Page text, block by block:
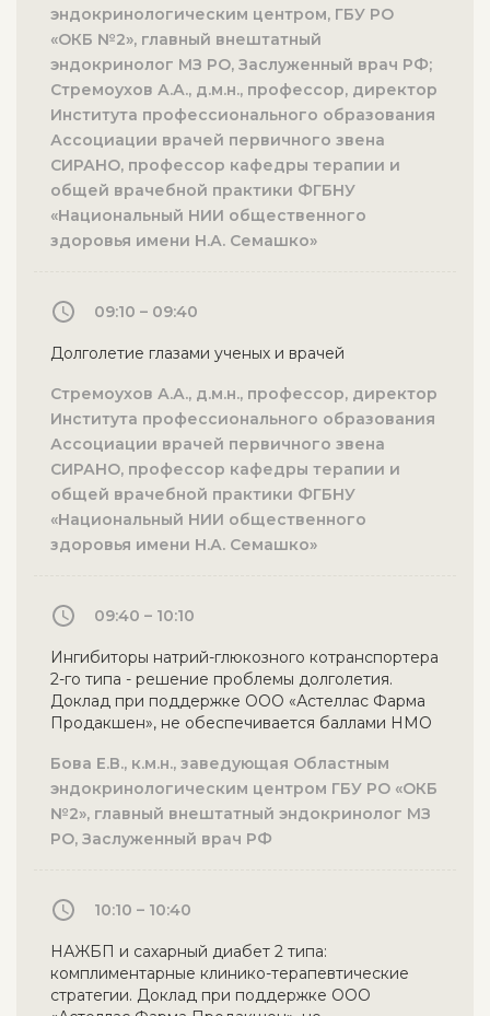
эндокринологическим центром, ГБУ РО
«ОКБ №2», главный внештатный
эндокринолог МЗ РО, Заслуженный врач РФ;
Стремоухов А.А., д.м.н., профессор, директор
Института профессионального образования
Ассоциации врачей первичного звена
СИРАНО, профессор кафедры терапии и
общей врачебной практики ФГБНУ
«Национальный НИИ общественного
здоровья имени Н.А. Семашко»
09:10 – 09:40
Долголетие глазами ученых и врачей
Стремоухов А.А., д.м.н., профессор, директор
Института профессионального образования
Ассоциации врачей первичного звена
СИРАНО, профессор кафедры терапии и
общей врачебной практики ФГБНУ
«Национальный НИИ общественного
здоровья имени Н.А. Семашко»
09:40 – 10:10
Ингибиторы натрий-глюкозного котранспортера
2-го типа - решение проблемы долголетия.
Доклад при поддержке ООО «Астеллас Фарма
Продакшен», не обеспечивается баллами НМО
Бова Е.В., к.м.н., заведующая Областным
эндокринологическим центром ГБУ РО «ОКБ
№2», главный внештатный эндокринолог МЗ
РО, Заслуженный врач РФ
10:10 – 10:40
НАЖБП и сахарный диабет 2 типа:
комплиментарные клинико-терапевтические
стратегии. Доклад при поддержке ООО